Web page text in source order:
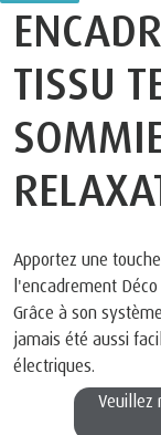
TISSU
Apportez une
l'encadrement
Grâce à son
jamais été aussi
électriques.
Veuillez